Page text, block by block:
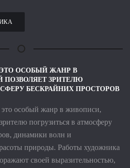
ПОДРОБНО
ОСОБЫЙ ЖАНР В
ЗРИТЕЛЮ
БЕСКРАЙНИХ ПРОСТОРОВ
особый жанр в живописи,
погрузиться в атмосферу
динамики волн и
природы. Работы художника
своей выразительностью,